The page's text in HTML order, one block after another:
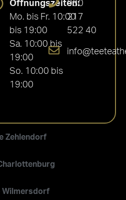
Zehlendorf
Wilmersdorf
Öffnungszeiten:
Mo. bis Fr. 10:00
bis 19:00
Sa. 10:00 bis
19:00
So. 10:00 bis
19:00
030
217
522 40